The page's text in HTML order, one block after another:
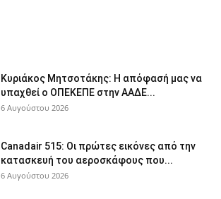
Κυριάκος Μητσοτάκης: Η απόφασή μας να
υπαχθεί ο ΟΠΕΚΕΠΕ στην ΑΑΔΕ...
6 Αυγούστου 2026
Canadair 515: Οι πρώτες εικόνες από την
κατασκευή του αεροσκάφους που...
6 Αυγούστου 2026